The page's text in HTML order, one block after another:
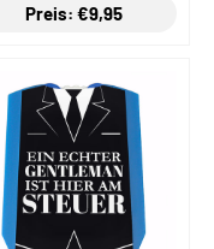
Preis: €9,95